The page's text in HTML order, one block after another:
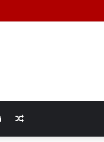
Random
Log